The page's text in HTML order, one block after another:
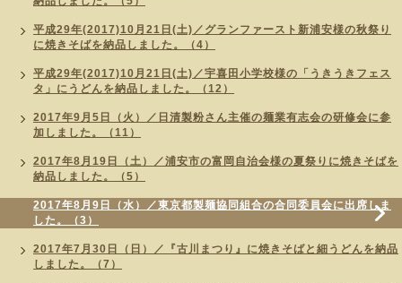
平成29年(2017)10月21日(土)／グランファースト新浦安様の秋祭り
に焼きそばを納品しました。（4）
平成29年(2017)10月21日(土)／宇喜田小学校様の「うきうきフェス
タ」にうどんを納品しました。（12）
2017年9月5日（火）／日清製粉さん主催の麺業有志会の研修会に参
加しました。（11）
2017年8月19日（土）／浦安市の富岡自治会様の夏祭りに焼きそばを
納品しました。（5）
2017年8月9日（水）／東京都製麺協同組合の合同委員会に出席しま
した。（3）
2017年7月30日（日）／『古川まつり』に焼きそばと細うどんを納品
しました。（7）